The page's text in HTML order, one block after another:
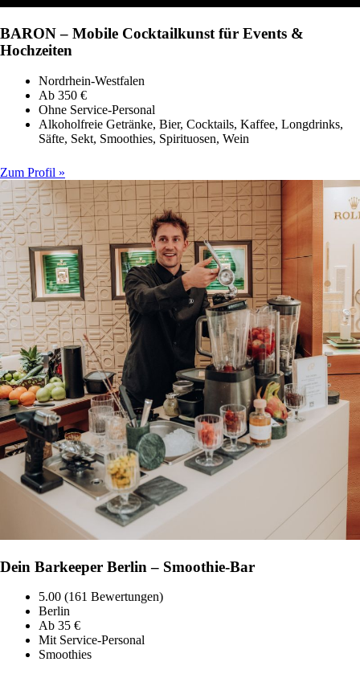
BARON – Mobile Cocktailkunst für Events &
Hochzeiten
Nordrhein-Westfalen
Ab 350 €
Ohne Service-Personal
Alkoholfreie Getränke, Bier, Cocktails, Kaffee, Longdrinks,
Säfte, Sekt, Smoothies, Spirituosen, Wein
Zum Profil »
Dein Barkeeper Berlin – Smoothie-Bar
5.00 (161 Bewertungen)
Berlin
Ab 35 €
Mit Service-Personal
Smoothies